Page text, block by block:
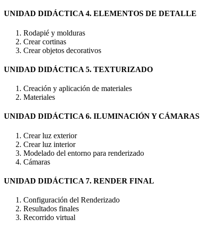
UNIDAD DIDÁCTICA 4. ELEMENTOS DE DETALLE
Rodapié y molduras
Crear cortinas
Crear objetos decorativos
UNIDAD DIDÁCTICA 5. TEXTURIZADO
Creación y aplicación de materiales
Materiales
UNIDAD DIDÁCTICA 6. ILUMINACIÓN Y CÁMARAS
Crear luz exterior
Crear luz interior
Modelado del entorno para renderizado
Cámaras
UNIDAD DIDÁCTICA 7. RENDER FINAL
Configuración del Renderizado
Resultados finales
Recorrido virtual